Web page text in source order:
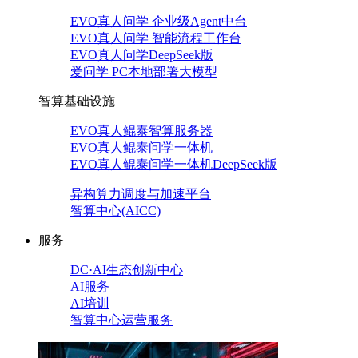
EVO真人问学 企业级Agent中台
EVO真人问学 智能流程工作台
EVO真人问学DeepSeek版
爱问学 PC本地部署大模型
智算基础设施
EVO真人鲲泰智算服务器
EVO真人鲲泰问学一体机
EVO真人鲲泰问学一体机DeepSeek版
异构算力调度与加速平台
智算中心(AICC)
服务
DC·AI生态创新中心
AI服务
AI培训
智算中心运营服务